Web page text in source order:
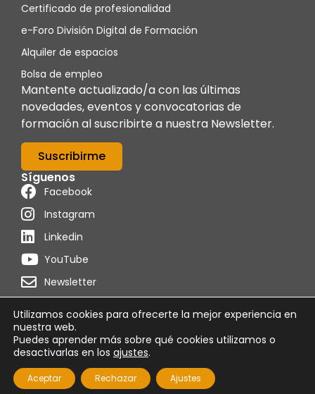
Certificado de profesionalidad
e-Foro División Digital de Formación
Alquiler de espacios
Bolsa de empleo
Mantente actualizado/a con las últimas
novedades, eventos y convocatorias de
formación al suscribirte a nuestra Newsletter.
Suscribirme
Síguenos
Facebook
Instagram
Linkedin
YouTube
Newsletter
© 2026 Foro Técnico de Formación
Política de cookiesCondiciones de uso
Powered byProgramon
Utilizamos cookies para ofrecerte la mejor experiencia en
nuestra web.
Puedes aprender más sobre qué cookies utilizamos o
desactivarlas en los ajustes.
Aceptar Rechazar Ajustes